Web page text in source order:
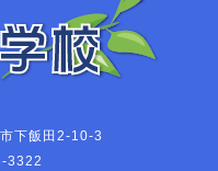
下飯田2-10-3
3322